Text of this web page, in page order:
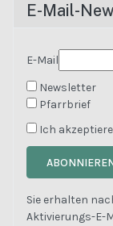
E-Mail-
E-Mail
Newsletter
Pfarrbrief
Ich
Sie erhalten
Aktivierungs-E-